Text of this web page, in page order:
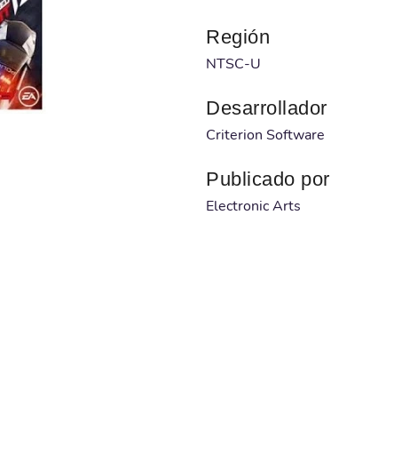
Región
NTSC-U
Desarrollador
Criterion Software
Publicado por
Electronic Arts